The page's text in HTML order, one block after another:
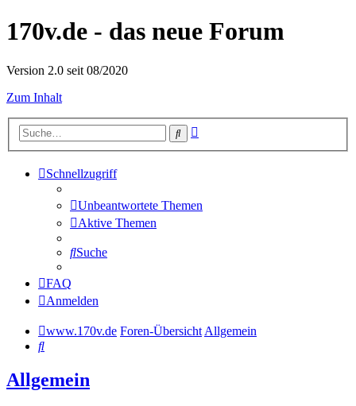
170v.de - das neue Forum
Version 2.0 seit 08/2020
Zum Inhalt
Suche
Schnellzugriff
Unbeantwortete Themen
Aktive Themen
Suche
FAQ
Anmelden
www.170v.de Foren-ÜbersichtAllgemein
Suche
Allgemein